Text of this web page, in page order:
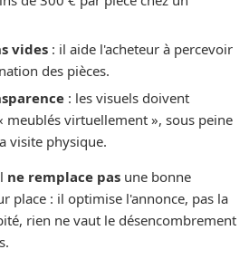
vides: il aide l'acheteur à percevoir
des pièces.
: les visuels doivent
meublés virtuellement », sous peine
visite physique.
ne remplace pas une bonne
place : il optimise l'annonce, pas la
rien ne vaut le désencombrement